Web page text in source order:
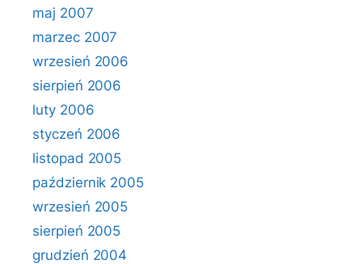
maj 2007
marzec 2007
wrzesień 2006
sierpień 2006
luty 2006
styczeń 2006
listopad 2005
październik 2005
wrzesień 2005
sierpień 2005
grudzień 2004